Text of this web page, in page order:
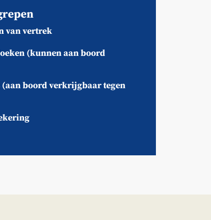
van vertrek
(kunnen aan boord
boord verkrijgbaar tegen